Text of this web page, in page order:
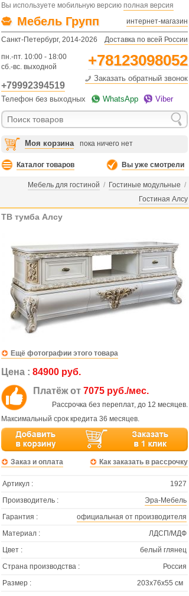
Вы используете мобильную версию полная версия
Мебель Групп интернет-магазин
Санкт-Петербург, 2014-2026 Доставка по всей России
пн.-пт. 10:00 - 18:00
сб.-вс. выходной
+78123098052
+79992394519
Заказать обратный звонок
Телефон без выходных WhatsApp Viber
Моя корзина пока ничего нет
Каталог товаров Вы уже смотрели
Мебель для гостиной / Гостиные модульные /
Гостиная Алсу
ТВ тумба Алсу
Ещё фотографии этого товара
Цена : 84900 руб.
Платёж от 7075 руб./мес.
Рассрочка без переплат, до 12 месяцев.
Максимальный срок кредита 36 месяцев.
Заказ и оплата Как заказать в рассрочку
Артикул :
1927
Производитель :
Эра-Мебель
Гарантия :
официальная от производителя
Материал :
ЛДСП/МДФ
Цвет :
белый глянец
Страна производства :
Россия
Размер :
203х76х55 см